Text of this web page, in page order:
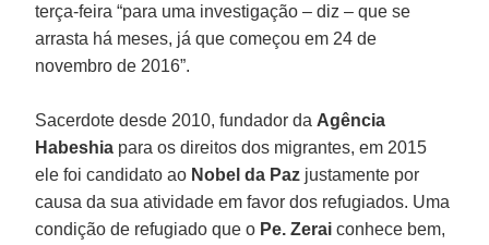
terça-feira “para uma investigação – diz – que se
arrasta há meses, já que começou em 24 de
novembro de 2016”.
Sacerdote desde 2010, fundador da Agência
Habeshia para os direitos dos migrantes, em 2015
ele foi candidato ao Nobel da Paz justamente por
causa da sua atividade em favor dos refugiados. Uma
condição de refugiado que o Pe. Zerai conhece bem,